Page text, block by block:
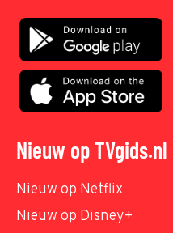
Nieuw op TVgids.nl
Nieuw op Netflix
Nieuw op Disney+